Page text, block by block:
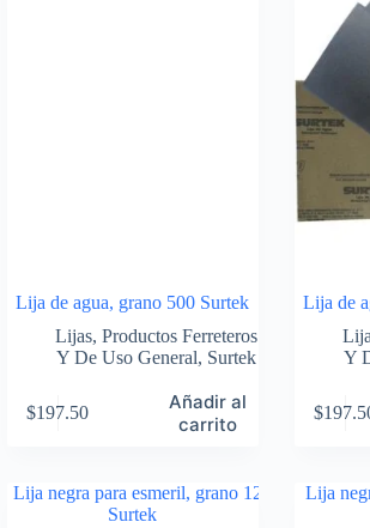
Lija de agua, grano 500 Surtek
Lijas,Productos Ferreteros
Y De Uso General, Surtek
$197.50
Añadir al
carrito
Lija de
Y
$